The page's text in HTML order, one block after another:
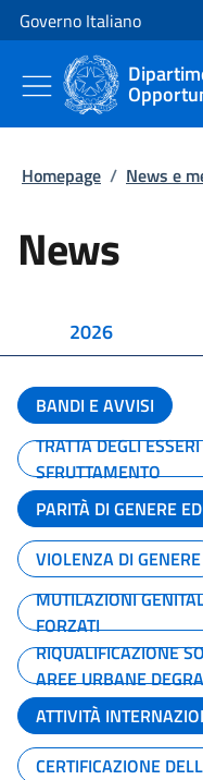
Vai al contenuto
Vai alla navigazione del sito
Governo Italiano
Homepage / News e
News
2026
BANDI E AVVISI
TRATTA DEGLI
SFRUTTAMENTO
PARITÀ DI GENERE
VIOLENZA DI GENERE
MUTILAZIONI
FORZATI
RIQUALIFICAZIONE
AREE URBANE
ATTIVITÀ
CERTIFICAZIONE